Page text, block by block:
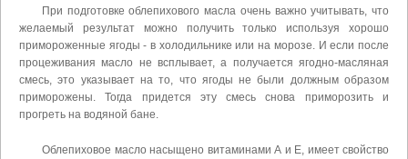
При подготовке облепихового масла очень важно учитывать, что
желаемый результат можно получить только используя хорошо
примороженные ягоды - в холодильнике или на морозе. И если после
процеживания масло не всплывает, а получается ягодно-масляная
смесь, это указывает на то, что ягоды не были должным образом
приморожены. Тогда придется эту смесь снова приморозить и
прогреть на водяной бане.
Облепиховое масло насыщено витаминами А и Е, имеет свойство